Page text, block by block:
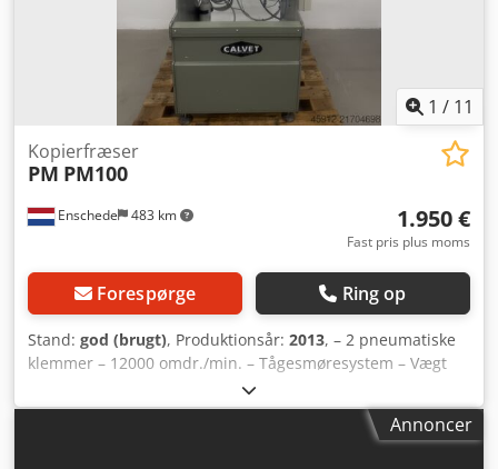
1 / 11
Enschede 483 km
Kopierfræser
PM PM100
1.950 €
Fast pris plus moms
Forespørge Ring op
Stand: god (brugt), Produktionsår: 2013, – 2 pneumatiske
klemmer – 12000 omdr./min. – Tågesmøresystem – Vægt
180 kg Dcodsy An U Ijpfx Ai Ssk – 230V
Annoncer